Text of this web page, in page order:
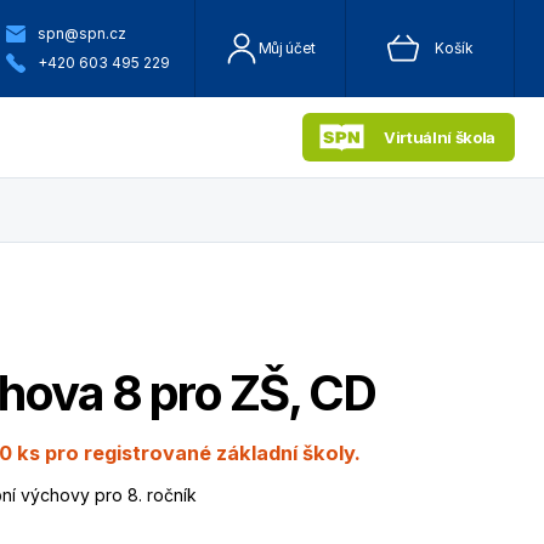
spn@spn.cz
+420 603 495 229
Můj účet Košík
Virtuální škola
8 pro ZŠ, CD
ks pro registrované základní školy.
výchovy pro 8. ročník